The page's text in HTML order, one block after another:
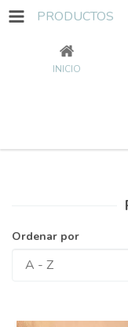
PRODUCTOS
INICIO
Ordenar por